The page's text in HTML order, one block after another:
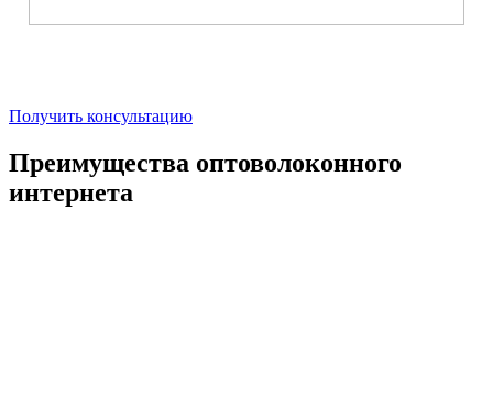
Получить консультацию
Преимущества оптоволоконного
интернета